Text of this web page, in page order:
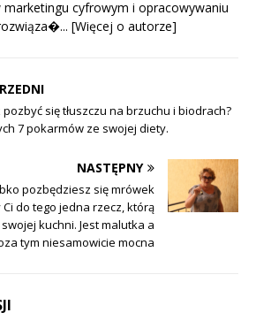
marketingu cyfrowym i opracowywaniu
[Więcej o autorze]
pozbyć się tłuszczu na brzuchu i biodrach?
7 pokarmów ze swojej diety.
NASTĘPNY
pozbędziesz się mrówek
do tego jedna rzecz, którą
kuchni. Jest malutka a
tym niesamowicie mocna